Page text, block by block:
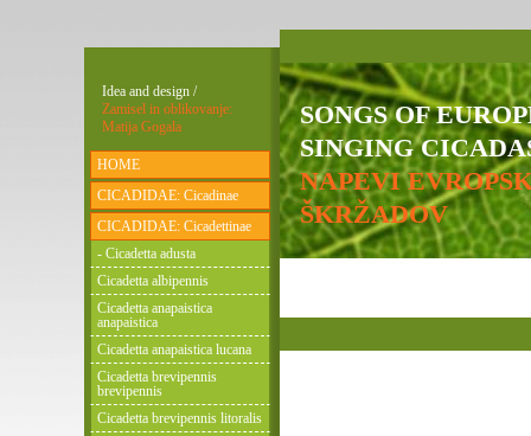
SONGS OF
SINGING
NAPEVI
ŠKRŽADOV
Idea and design /
Zamisel in oblikovanje:
Matija Gogala
HOME
CICADIDAE: Cicadinae
CICADIDAE: Cicadettinae
- Cicadetta adusta
Cicadetta albipennis
Cicadetta anapaistica
anapaistica
Cicadetta anapaistica lucana
Cicadetta brevipennis
brevipennis
Cicadetta brevipennis litoralis